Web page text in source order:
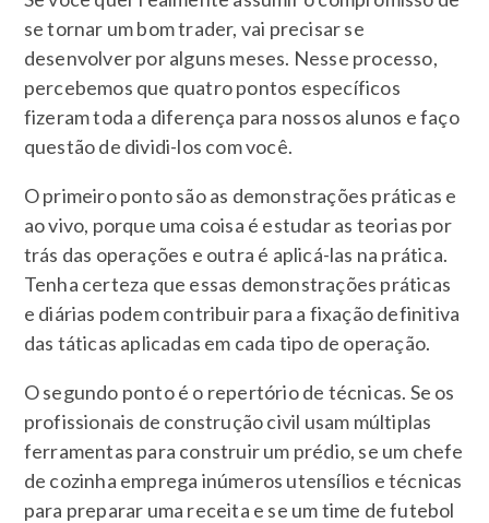
se tornar um bom trader, vai precisar se
desenvolver por alguns meses. Nesse processo,
percebemos que quatro pontos específicos
fizeram toda a diferença para nossos alunos e faço
questão de dividi-los com você.
O primeiro ponto são as demonstrações práticas e
ao vivo, porque uma coisa é estudar as teorias por
trás das operações e outra é aplicá-las na prática.
Tenha certeza que essas demonstrações práticas
e diárias podem contribuir para a fixação definitiva
das táticas aplicadas em cada tipo de operação.
O segundo ponto é o repertório de técnicas. Se os
profissionais de construção civil usam múltiplas
ferramentas para construir um prédio, se um chefe
de cozinha emprega inúmeros utensílios e técnicas
para preparar uma receita e se um time de futebol